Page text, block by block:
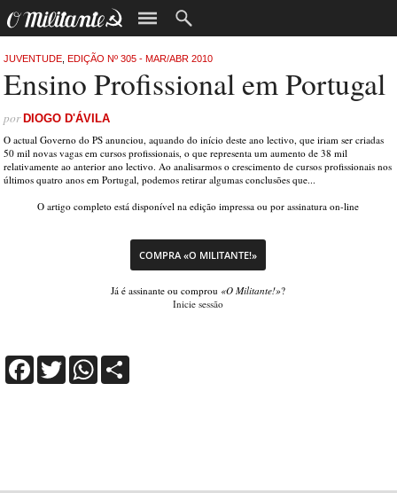
JUVENTUDE ,EDIÇÃO Nº 305 - MAR/ABR 2010
Ensino Profissional em Portugal
porDIOGO D'ÁVILA
O actual Governo do PS anunciou, aquando do início deste ano lectivo, que iriam ser criadas
50 mil novas vagas em cursos profissionais, o que representa um aumento de 38 mil
relativamente ao anterior ano lectivo. Ao analisarmos o crescimento de cursos profissionais nos
últimos quatro anos em Portugal, podemos retirar algumas conclusões que...
O artigo completo está disponível na edição impressa ou por assinatura on-line
COMPRA «O MILITANTE!»
Já é assinante ou comprou «O Militante!»?
Inicie sessão
FacebookTwitterWhatsApp